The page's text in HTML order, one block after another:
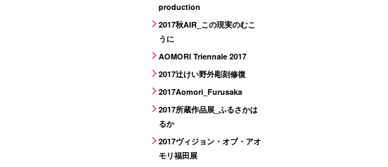
production
2017秋AIR_この現実のむこ
うに
AOMORI Triennale 2017
2017辻けい野外彫刻修復
2017Aomori_Furusaka
2017所蔵作品展_ふるさかは
るか
2017ヴィジョン・オブ・アオ
モリ福田展